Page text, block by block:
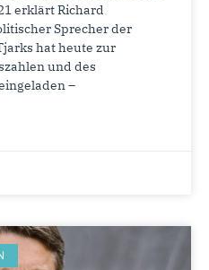
erklärt Richard
Sprecher der
hat heute zur
und des
–